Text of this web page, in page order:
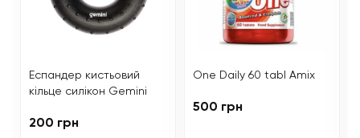
Еспандер кистьовий
кільце силікон Gemini
200 грн
One Daily 60 tabl Amix
500 грн